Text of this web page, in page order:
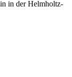
in der Helmholtz-